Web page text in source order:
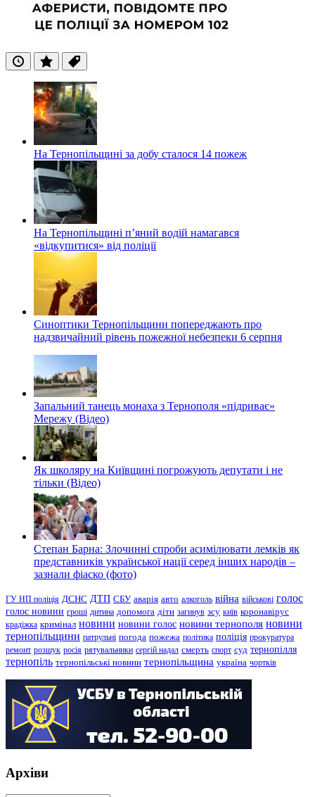
ОстанніПопулярні
Теги
На Тернопільщині за добу сталося 14 пожеж
На Тернопільщині п’яний водій намагався
«відкупитися» від поліції
Синоптики Тернопільщини попереджають про
надзвичайний рівень пожежної небезпеки 6 серпня
Запальний танець монаха з Тернополя «підриває»
Мережу (Відео)
Як школяру на Київщині погрожують депутати і не
тільки (Відео)
Степан Барна: Злочинні спроби асимілювати лемків як
представників української нації серед інших народів –
зазнали фіаско (фото)
ГУ НП поліція ДСНС ДТП СБУ аварія авто алкоголь війна військові голос
голос новини гроші дитина допомога діти загинув зсу київ коронавірус
крадіжка кримінал новини новини голос новини тернополя новини
тернопільщини патрульні погода пожежа політика поліція прокуратура
ремонт розшук росія рятувальники сергій надал смерть спорт суд тернопілля
тернопіль тернопільські новини тернопільщина україна чортків
Архіви